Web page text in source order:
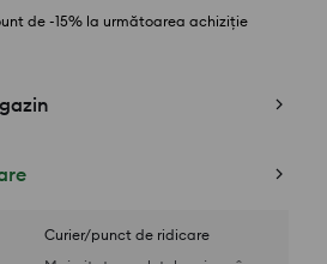
de -15% la următoarea achiziție
Curier/punct de ridicare